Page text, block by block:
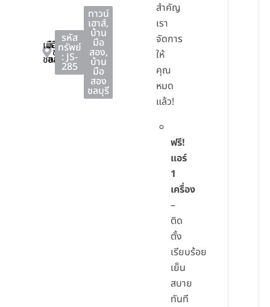
เมือง
ชลบุรี
เมือง
ชลบุรี
ชลบุรี
รหัส
ทรัพย์
: JS-
285
ทาวน์
เฮาส์,
บ้าน
มือ
สอง,
บ้าน
มือ
สอง
ชลบุรี
สำคัญ
เรา
จัดการ
ให้
คุณ
หมด
แล้ว!
ฟรี!
แอร์
1
เครื่อง
–
ติด
ตั้ง
เรียบร้อย
เย็น
สบาย
ทันที